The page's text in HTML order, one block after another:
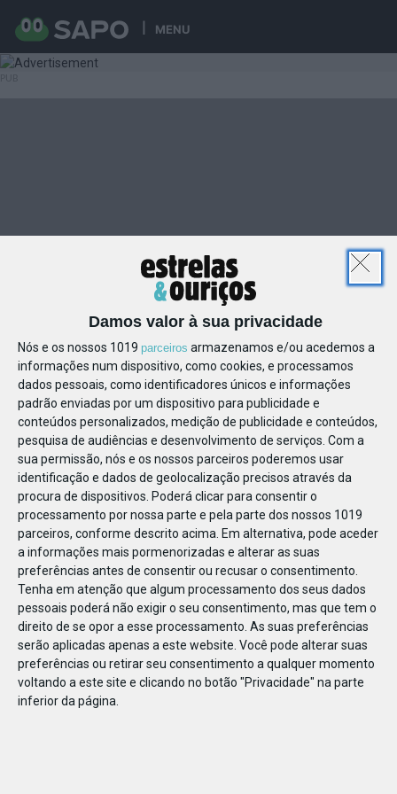
MENU
Damos valor à sua privacidade
Nós e os nossos 1019 parceiros armazenamos e/ou acedemos a
informações num dispositivo, como cookies, e processamos
dados pessoais, como identificadores únicos e informações
padrão enviadas por um dispositivo para publicidade e
conteúdos personalizados, medição de publicidade e conteúdos,
pesquisa de audiências e desenvolvimento de serviços. Com a
sua permissão, nós e os nossos parceiros poderemos usar
identificação e dados de geolocalização precisos através da
procura de dispositivos. Poderá clicar para consentir o
processamento por nossa parte e pela parte dos nossos 1019
parceiros, conforme descrito acima. Em alternativa, pode aceder
a informações mais pormenorizadas e alterar as suas
preferências antes de consentir ou recusar o consentimento.
Tenha em atenção que algum processamento dos seus dados
pessoais poderá não exigir o seu consentimento, mas que tem o
direito de se opor a esse processamento. As suas preferências
serão aplicadas apenas a este website. Você pode alterar suas
preferências ou retirar seu consentimento a qualquer momento
voltando a este site e clicando no botão "Privacidade" na parte
inferior da página.
24115555836430